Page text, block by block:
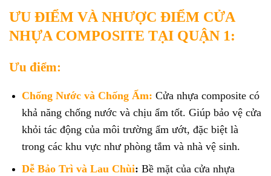
ƯU ĐIỂM VÀ NHƯỢC ĐIỂM CỬA
NHỰA COMPOSITE TẠI QUẬN 1:
Ưu điểm:
Chống Nước và Chống Ẩm: Cửa nhựa composite có
khả năng chống nước và chịu ẩm tốt. Giúp bảo vệ cửa
khỏi tác động của môi trường ẩm ướt, đặc biệt là
trong các khu vực như phòng tắm và nhà vệ sinh.
Dễ Bảo Trì và Lau Chùi: Bề mặt của cửa nhựa